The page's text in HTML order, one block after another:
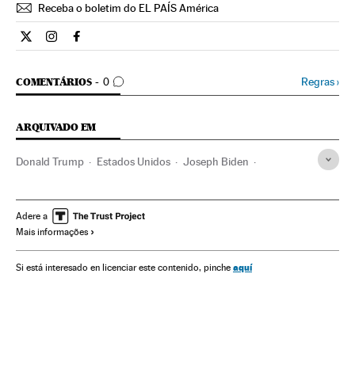
Receba o boletim do EL PAÍS América
Internacional El País Brasil en Twitter
Internacional El País Brasil en Instagram
Internacional El País Brasil en Facebook
COMENTÁRIOS 0
COMENTÁRIOS Regras›
ARQUIVADO EM
Donald Trump Estados Unidos Joseph Biden
América Eleições EUA 2020
Coronavirus Covid-19
Adere a
Mais informações
Si está interesado en licenciar este contenido, pinche aquí